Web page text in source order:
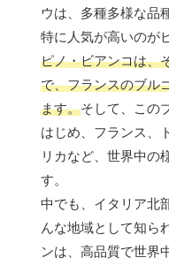
ウは、多種多様な品
特に人気が高いのが
ピノ・ビアンコは、
で、フランスのブル
ます。そして、この
はじめ、フランス、
リカなど、世界中の
す。
中でも、イタリア北
んな地域として知ら
ンは、高品質で世界